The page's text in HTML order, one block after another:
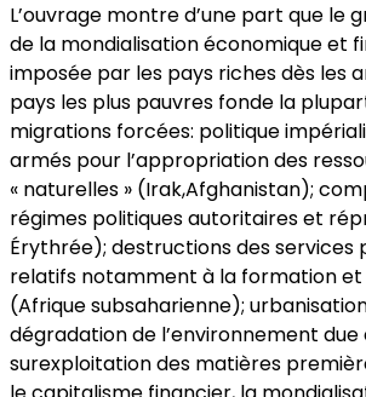
L’ouvrage montre d’une part que le
de la mondialisation économique et
imposée par les pays riches dès les
pays les plus pauvres fonde la
migrations forcées: politique
armés pour l’appropriation des
« naturelles » (Irak,Afghanistan);
régimes politiques autoritaires et
Érythrée); destructions des services
relatifs notamment à la formation et
(Afrique subsaharienne);
dégradation de l’environnement
surexploitation des matières